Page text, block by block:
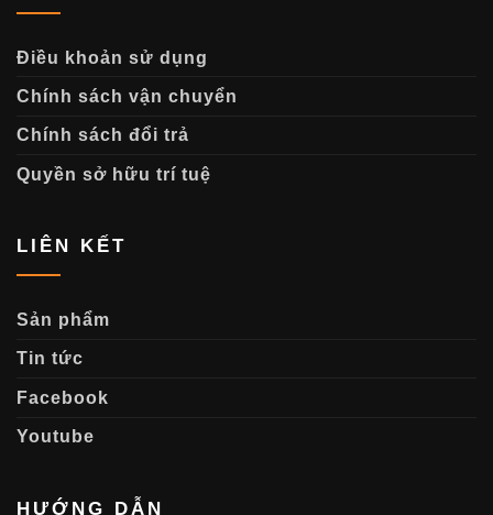
Điều khoản sử dụng
Chính sách vận chuyển
Chính sách đổi trả
Quyền sở hữu trí tuệ
LIÊN KẾT
Sản phẩm
Tin tức
Facebook
Youtube
HƯỚNG DẪN